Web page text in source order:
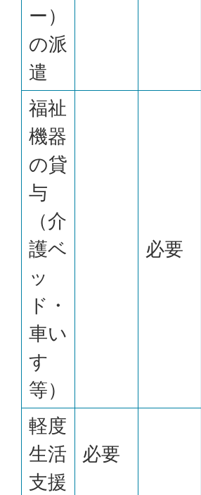
ー）
の派
遣
福祉
機器
の貸
与
（介
護ベ
ッ
ド・
車い
す
等）
必要
軽度
生活
支援
必要